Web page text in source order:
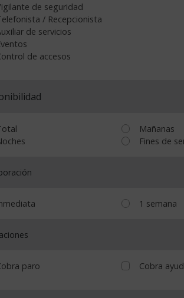
de seguridad
/ Recepcionista
de servicios
de accesos
Mañanas
Fines de
1 semana
paro Cobra